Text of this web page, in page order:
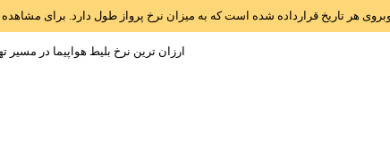
هر تاریخ قرارداده شده است که به میزان نرخ پرواز طول دارد. برای
ارزان ترین نرخ بلیط هواپیما در مسیر